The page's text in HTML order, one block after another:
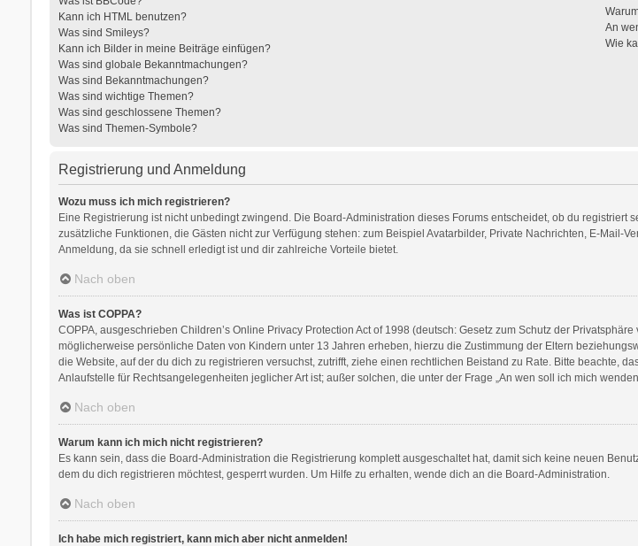
Kann ich HTML benutzen?
Was sind Smileys?
Kann ich Bilder in meine Beiträge einfügen?
Was sind globale Bekanntmachungen?
Was sind Bekanntmachungen?
Was sind wichtige Themen?
Was sind geschlossene Themen?
Was sind Themen-Symbole?
An
Wie
Registrierung und Anmeldung
Wozu muss ich mich registrieren?
Eine Registrierung ist nicht unbedingt zwingend. Die Board-Administration dieses Forums entscheidet, ob du
zusätzliche Funktionen, die Gästen nicht zur Verfügung stehen: zum Beispiel Avatarbilder, Private Nachrichten, E-Mail-
Anmeldung, da sie schnell erledigt ist und dir zahlreiche Vorteile bietet.
Nach oben
Was ist COPPA?
COPPA, ausgeschrieben Children’s Online Privacy Protection Act of 1998 (deutsch: Gesetz zum Schutz der
möglicherweise persönliche Daten von Kindern unter 13 Jahren erheben, hierzu die Zustimmung der Eltern
die Website, auf der du dich zu registrieren versuchst, zutrifft, ziehe einen rechtlichen Beistand zu Rate. Bitte beachte,
Anlaufstelle für Rechtsangelegenheiten jeglicher Art ist; außer solchen, die unter der Frage „An wen soll ich mich
Nach oben
Warum kann ich mich nicht registrieren?
Es kann sein, dass die Board-Administration die Registrierung komplett ausgeschaltet hat, damit sich keine neuen
dem du dich registrieren möchtest, gesperrt wurden. Um Hilfe zu erhalten, wende dich an die Board-Administration.
Nach oben
Ich habe mich registriert, kann mich aber nicht anmelden!